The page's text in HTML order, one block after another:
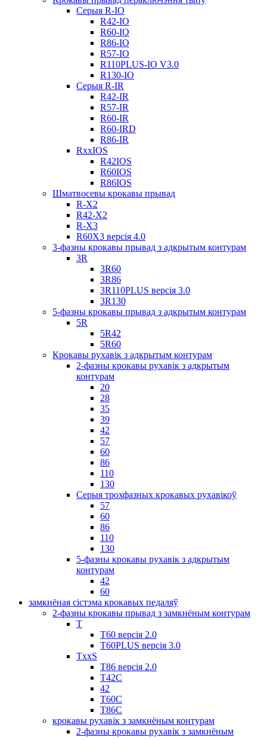
Серыя R-IO
R42-IO
R60-IO
R86-IO
R57-IO
R110PLUS-IO V3.0
R130-IO
Серыя R-IR
R42-IR
R57-IR
R60-IR
R60-IRD
R86-IR
RxxIOS
R42IOS
R60IOS
R86IOS
Шматвосевы крокавы прывад
R-X2
R42-X2
R-X3
R60X3 версія 4.0
3-фазны крокавы прывад з адкрытым контурам
3R
3R60
3R86
3R110PLUS версія 3.0
3R130
5-фазны крокавы прывад з адкрытым контурам
5R
5R42
5R60
Крокавы рухавік з адкрытым контурам
2-фазны крокавы рухавік з адкрытым
контурам
20
28
35
39
42
57
60
86
110
130
Серыя трохфазных крокавых рухавікоў
57
60
86
110
130
5-фазны крокавы рухавік з адкрытым
контурам
42
60
замкнёная сістэма крокавых педаляў
2-фазны крокавы прывад з замкнёным контурам
T
Т60 версія 2.0
T60PLUS версія 3.0
TxxS
Т86 версія 2.0
Т42С
42
Т60С
Т86С
крокавы рухавік з замкнёным контурам
2-фазны крокавы рухавік з замкнёным